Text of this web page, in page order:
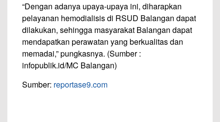
“Dengan adanya upaya-upaya ini, diharapkan
pelayanan hemodialisis di RSUD Balangan dapat
dilakukan, sehingga masyarakat Balangan dapat
mendapatkan perawatan yang berkualitas dan
memadai,” pungkasnya. (Sumber :
infopublik.id/MC Balangan)
Sumber: reportase9.com